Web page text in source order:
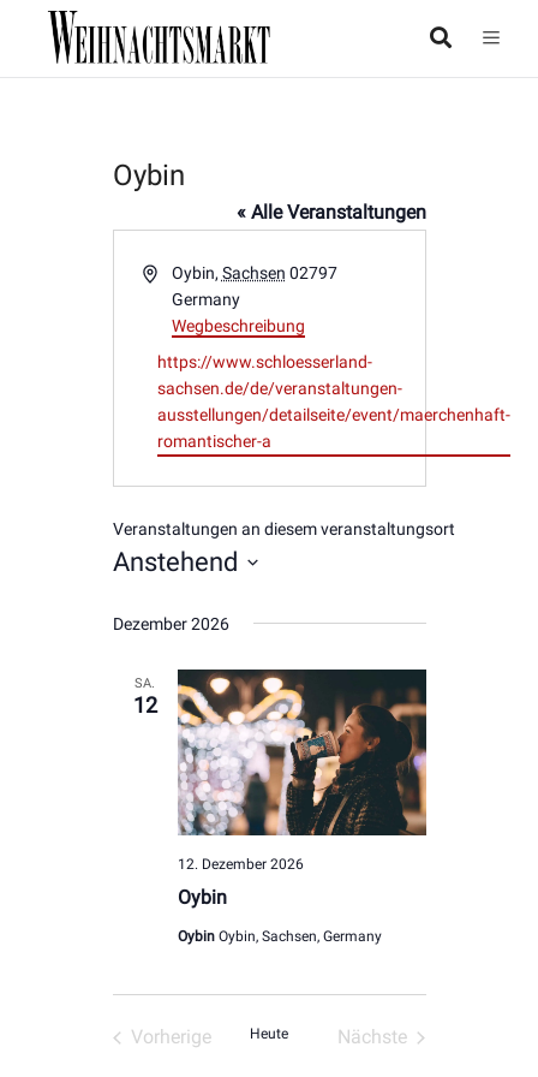
Oybin
« Alle Veranstaltungen
Adresse
Oybin, Sachsen 02797
Germany
Wegbeschreibung
Webseite
https://www.schloesserland-
sachsen.de/de/veranstaltungen-
ausstellungen/detailseite/event/maerchenhaft-
romantischer-a
Veranstaltungen an diesem veranstaltungsort
Anstehend
wählen.
Dezember 2026
SA.
12
Oybin
12. Dezember 2026
Oybin Oybin, Sachsen, Germany
Vorherige
Heute
Nächste